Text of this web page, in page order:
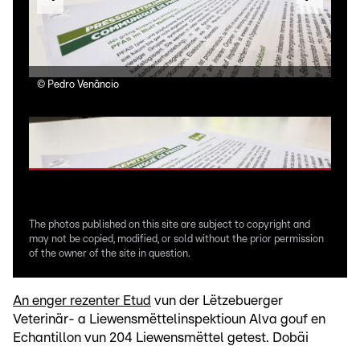
© Pedro Venâncio
The photos published on this site are subject to copyright and
may not be copied, modified, or sold without the prior permission
of the owner of the site in question.
An enger rezenter Etud vun der Lëtzebuerger
Veterinär- a Liewensmëttelinspektioun Alva gouf en
Echantillon vun 204 Liewensmëttel getest. Dobäi